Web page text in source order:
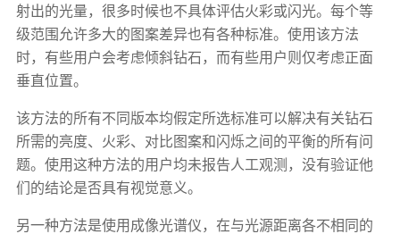
射出的光量，很多时候也不具体评估火彩或闪光。每个等
级范围允许多大的图案差异也有各种标准。使用该方法
时，有些用户会考虑倾斜钻石，而有些用户则仅考虑正面
垂直位置。
该方法的所有不同版本均假定所选标准可以解决有关钻石
所需的亮度、火彩、对比图案和闪烁之间的平衡的所有问
题。使用这种方法的用户均未报告人工观测，没有验证他
们的结论是否具有视觉意义。
另一种方法是使用成像光谱仪，在与光源距离各不相同的